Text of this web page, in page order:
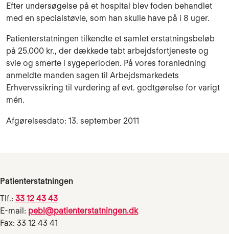
Efter undersøgelse på et hospital blev foden behandlet
med en specialstøvle, som han skulle have på i 8 uger.
Patienterstatningen tilkendte et samlet erstatningsbeløb
på 25.000 kr., der dækkede tabt arbejdsfortjeneste og
svie og smerte i sygeperioden. På vores foranledning
anmeldte manden sagen til Arbejdsmarkedets
Erhvervssikring til vurdering af evt. godtgørelse for varigt
mén.
Afgørelsesdato: 13. september 2011
Patienterstatningen
Tlf.: 33 12 43 43
E-mail: pebl@patienterstatningen.dk
Fax: 33 12 43 41